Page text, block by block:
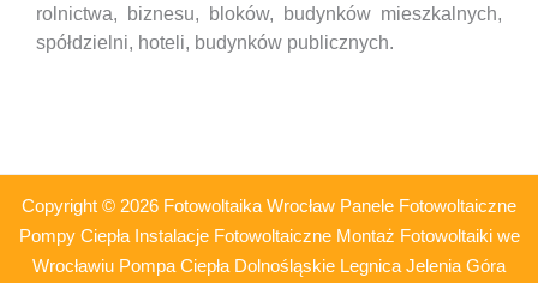
rolnictwa, biznesu, bloków, budynków mieszkalnych,
spółdzielni, hoteli, budynków publicznych.
Copyright © 2026 Fotowoltaika Wrocław Panele Fotowoltaiczne
Pompy Ciepła Instalacje Fotowoltaiczne Montaż Fotowoltaiki we
Wrocławiu Pompa Ciepła Dolnośląskie Legnica Jelenia Góra